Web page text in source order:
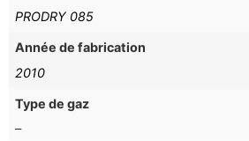
PRODRY 085
Année de fabrication
2010
Type de gaz
–